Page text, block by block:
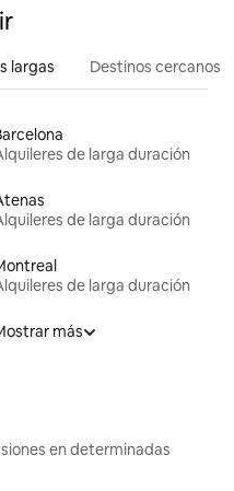
largas Destinos cercanos
de larga duración
de larga duración
de larga duración
más
en determinadas